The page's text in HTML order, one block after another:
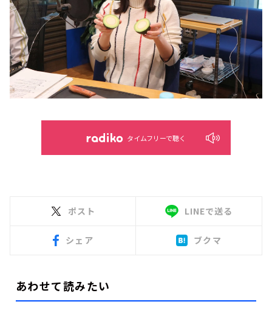
タイムフリーで聴く
ポスト LINEで送る
シェア ブクマ
あわせて読みたい